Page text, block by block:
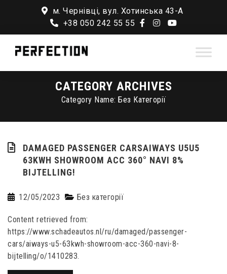
м. Чернівці, вул. Хотинська 43-А
+38 050 242 55 55
CATEGORY ARCHIVES
Category Name: Без Категорії
DAMAGED PASSENGER CARSAIWAYS U5U5
63KWH SHOWROOM ACC 360° NAVI 8%
BIJTELLING!
12/05/2023 Без категорії
Content retrieved from:
https://www.schadeautos.nl/ru/damaged/passenger-
cars/aiways-u5-63kwh-showroom-acc-360-navi-8-
bijtelling/o/1410283.